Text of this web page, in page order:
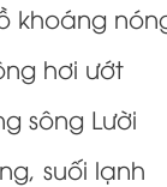
khoáng
hơi ướt
sông Lười
suối lạnh